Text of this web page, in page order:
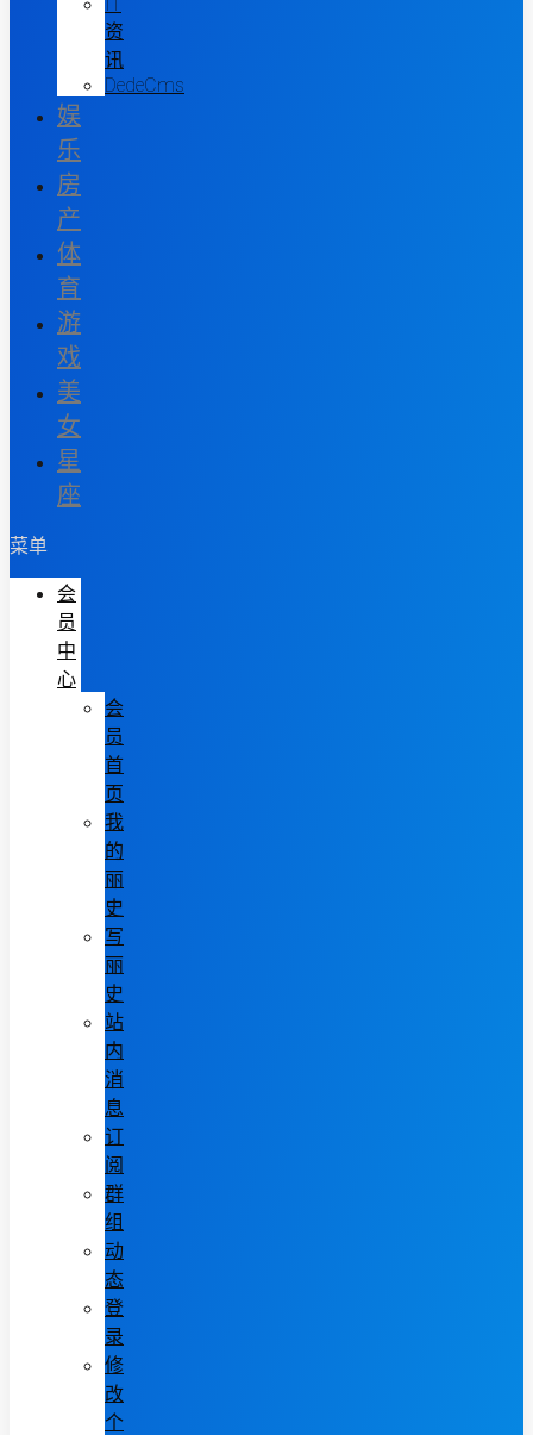
资
讯
DedeCms
娱
乐
房
产
体
育
游
戏
美
女
星
座
菜单
会
员
中
心
会
员
首
页
我
的
丽
史
写
丽
史
站
内
消
息
订
阅
群
组
动
态
登
录
修
改
个